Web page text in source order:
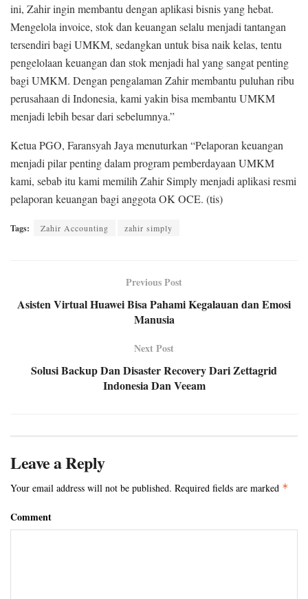
ini, Zahir ingin membantu dengan aplikasi bisnis yang hebat.
Mengelola invoice, stok dan keuangan selalu menjadi tantangan
tersendiri bagi UMKM, sedangkan untuk bisa naik kelas, tentu
pengelolaan keuangan dan stok menjadi hal yang sangat penting
bagi UMKM. Dengan pengalaman Zahir membantu puluhan ribu
perusahaan di Indonesia, kami yakin bisa membantu UMKM
menjadi lebih besar dari sebelumnya.”
Ketua PGO, Faransyah Jaya menuturkan “Pelaporan keuangan
menjadi pilar penting dalam program pemberdayaan UMKM
kami, sebab itu kami memilih Zahir Simply menjadi aplikasi resmi
pelaporan keuangan bagi anggota OK OCE. (tis)
Tags: Zahir Accounting zahir simply
Previous Post
Asisten Virtual Huawei Bisa Pahami Kegalauan dan Emosi
Manusia
Next Post
Solusi Backup Dan Disaster Recovery Dari Zettagrid
Indonesia Dan Veeam
Leave a Reply
Your email address will not be published. Required fields are marked *
Comment